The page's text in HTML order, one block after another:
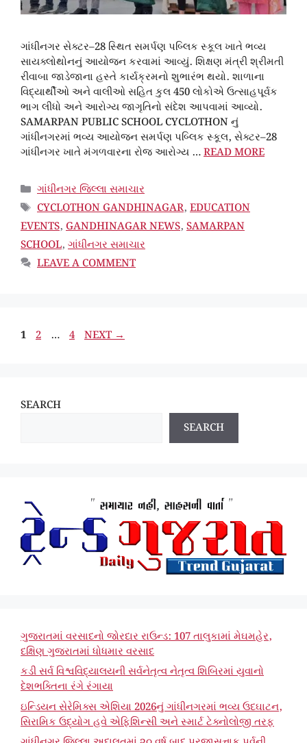
ગાંધીનગર સેક્ટર–28 સ્થિત સમર્પણ પબ્લિક સ્કૂલ ખાતે ભવ્ય
સાયક્લોથોનનું આયોજન કરવામાં આવ્યું. શિક્ષણ મંત્રી શ્રીમતી
રીવાબા જાડેજાના હસ્તે કાર્યક્રમનો શુભારંભ થયો. શાળાના
વિદ્યાર્થીઓ અને વાલીઓ સહિત કુલ 450 લોકોએ ઉત્સાહપૂર્વક
ભાગ લીધો અને આરોગ્ય જાગૃતિનો સંદેશ આપવામાં આવ્યો.
SAMARPAN PUBLIC SCHOOL CYCLOTHON નું
ગાંધીનગરમાં ભવ્ય આયોજન સમર્પણ પબ્લિક સ્કૂલ, સેક્ટર–28
ગાંધીનગર ખાતે મંગળવારના રોજ આરોગ્ય …READ MORE
CATEGORIES
ગાંધીનગર જિલ્લા સમાચાર
TAGS
CYCLOTHON GANDHINAGAR, EDUCATION
EVENTS, GANDHINAGAR NEWS, SAMARPAN
SCHOOL, ગાંધીનગર સમાચાર
LEAVE A COMMENT
PAGE
1 PAGE
2 … PAGE
4 NEXT→
SEARCH
SEARCH
ગુજરાતમાં વરસાદનો જોરદાર રાઉન્ડ: 107 તાલુકામાં મેઘમહેર,
દક્ષિણ ગુજરાતમાં ધોધમાર વરસાદ
કડી સર્વ વિશ્વવિદ્યાલયની સર્વનેતૃત્વ નેતૃત્વ શિબિરમાં યુવાનો
દેશભક્તિના રંગે રંગાયા
ઇન્ડિયન સેરેમિક્સ એશિયા 2026નું ગાંધીનગરમાં ભવ્ય ઉદઘાટન,
સિરામિક ઉદ્યોગ હવે એફિશિન્સી અને સ્માર્ટ ટેક્નોલોજી તરફ